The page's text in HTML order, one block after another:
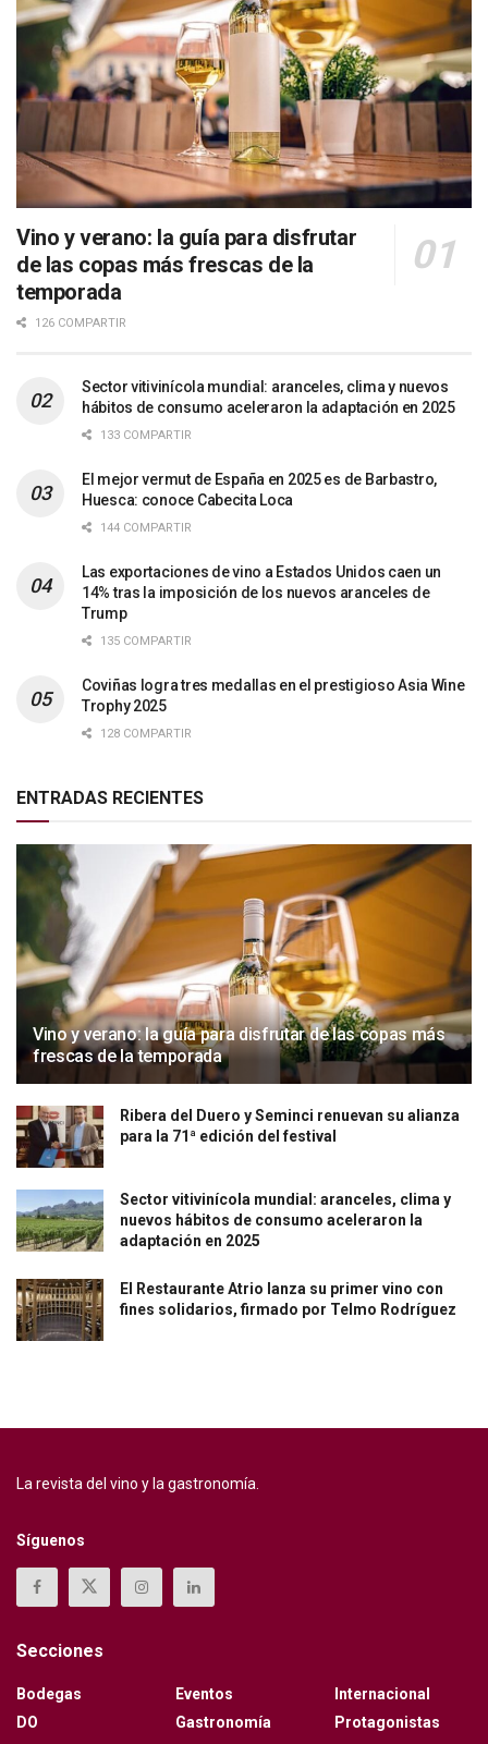
Vino y verano: la guía para disfrutar
de las copas más frescas de la
temporada
126 COMPARTIR
Sector vitivinícola mundial: aranceles, clima y nuevos
hábitos de consumo aceleraron la adaptación en 2025
133 COMPARTIR
El mejor vermut de España en 2025 es de Barbastro,
Huesca: conoce Cabecita Loca
144 COMPARTIR
Las exportaciones de vino a Estados Unidos caen un
14% tras la imposición de los nuevos aranceles de
Trump
135 COMPARTIR
Coviñas logra tres medallas en el prestigioso Asia Wine
Trophy 2025
128 COMPARTIR
ENTRADAS RECIENTES
Vino y verano: la guía para disfrutar de las copas más
frescas de la temporada
Ribera del Duero y Seminci renuevan su alianza
para la 71ª edición del festival
Sector vitivinícola mundial: aranceles, clima y
nuevos hábitos de consumo aceleraron la
adaptación en 2025
El Restaurante Atrio lanza su primer vino con
fines solidarios, firmado por Telmo Rodríguez
La revista del vino y la gastronomía.
Síguenos
Secciones
Bodegas
DO
Eventos
Gastronomía
Internacional
Protagonistas